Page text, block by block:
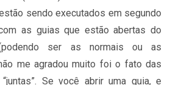
sendo executados em segundo
as guias que estão abertas do
ser as normais ou as
me agradou muito foi o fato das
Se você abrir uma guia, e